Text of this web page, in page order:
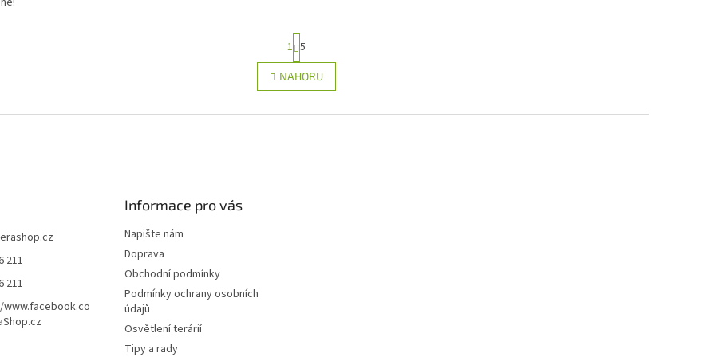
O
v
á
S
t
r
á
n
1 5
NAHORU
211
211
Informace pro vás
Napište nám
Doprava
Obchodní podmínky
Podmínky ochrany osobních
údajů
Osvětlení terárií
Tipy a rady